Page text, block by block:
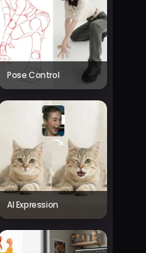
Pose Control
AI Expression